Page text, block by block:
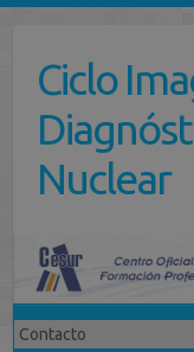
contenidoCiclo
Nuclear